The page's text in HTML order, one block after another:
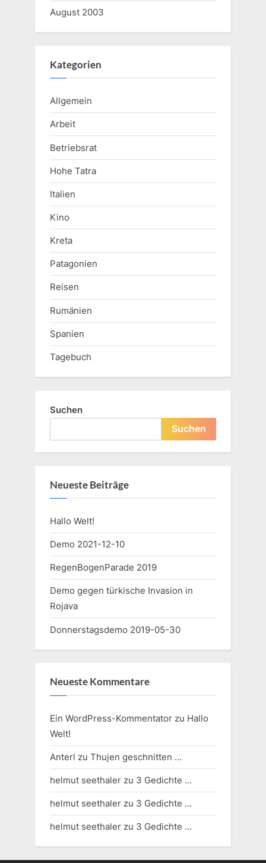
August 2003
Kategorien
Allgemein
Arbeit
Betriebsrat
Hohe Tatra
Italien
Kino
Kreta
Patagonien
Reisen
Rumänien
Spanien
Tagebuch
Suchen
Suchen
Neueste Beiträge
Hallo Welt!
Demo 2021-12-10
RegenBogenParade 2019
Demo gegen türkische Invasion in
Rojava
Donnerstagsdemo 2019-05-30
Neueste Kommentare
Ein WordPress-Kommentator zu Hallo
Welt!
Anterl zu Thujen geschnitten …
helmut seethaler zu 3 Gedichte …
helmut seethaler zu 3 Gedichte …
helmut seethaler zu 3 Gedichte …